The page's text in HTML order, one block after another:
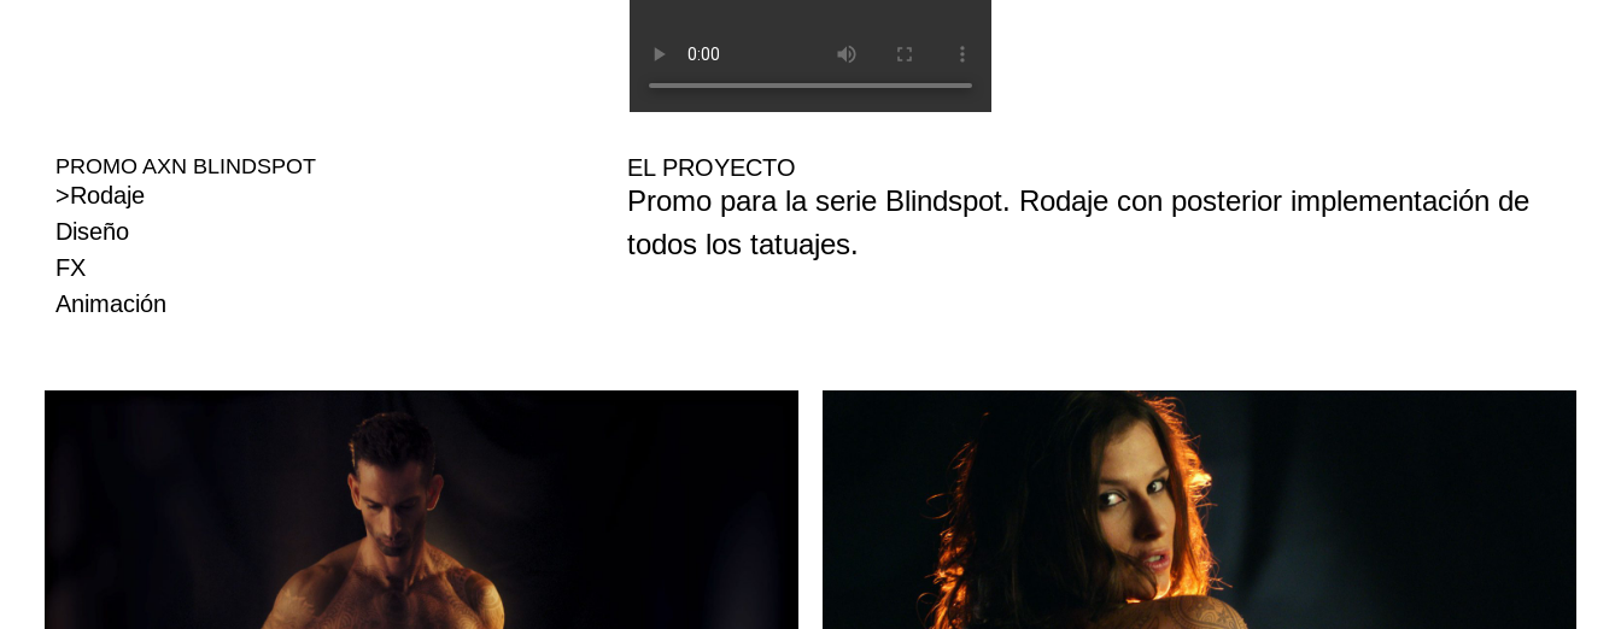
PROMO AXN BLINDSPOT
>Rodaje
Diseño
FX
Animación
EL PROYECTO
Promo para la serie Blindspot. Rodaje con posterior implementación de
todos los tatuajes.